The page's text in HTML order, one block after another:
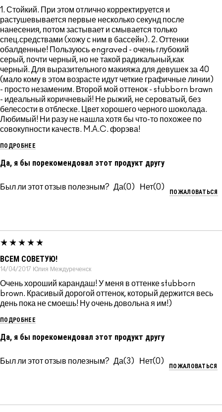
1. Стойкий. При этом отлично корректируется и
растушевывается первые несколько секунд после
нанесения, потом застывает и смывается только
спец.средствами (хожу с ним в бассейн). 2. Оттенки
обалденные! Пользуюсь engraved - очень глубокий
серый, почти черный, но не такой радикальный,как
черный. Для выразительного макияжа для девушек за 40
(мало кому в этом возрасте идут четкие графичные линии)
- просто незаменим. Второй мой оттенок - stubborn brawn
- идеальный коричневый! Не рыжий, не сероватый, без
белесости в отблеске. Цвет хорошего черного шоколада.
Любимый! Ни разу не нашла хотя бы что-то похожее по
совокупности качеств. M.A.C. форэва!
ПОДРОБНЕЕ
Да, я бы порекомендовал этот продукт другу
Был ли этот отзыв полезным? 0 0
ПОЖАЛОВАТЬСЯ
ВСЕМ СОВЕТУЮ!
14/04/2017 Юлия Междуреченск
Очень хороший карандаш! У меня в оттенке stubborn
brown. Красивый дорогой оттенок, который держится весь
день пока не смоешь! Ну очень довольна я им!)
ПОДРОБНЕЕ
Да, я бы порекомендовал этот продукт другу
Был ли этот отзыв полезным? 3 0
ПОЖАЛОВАТЬСЯ